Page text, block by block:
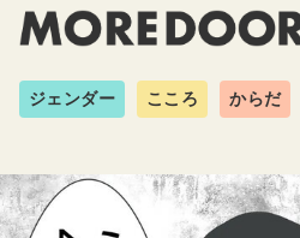
ジェンダー こころ からだ